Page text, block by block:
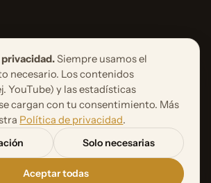
de libro
Siempre usamos el
necesario. Los contenidos
YouTube) y las estadísticas
cargan con tu consentimiento. Más
Política de privacidad.
Solo necesarias
Aceptar todas